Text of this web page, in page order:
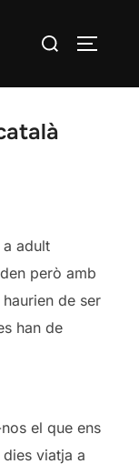
Search
adult
però amb
de ser
han de
el que ens
viatja a